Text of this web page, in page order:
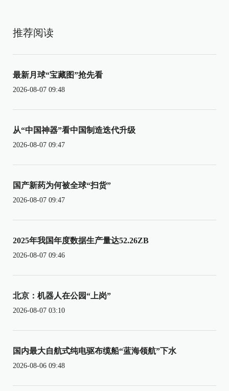
推荐阅读
最新月球“宝藏图”抢先看
2026-08-07 09:48
从“中国神器”看中国制造迭代升级
2026-08-07 09:47
国产新药为何被全球“扫货”
2026-08-07 09:47
2025年我国年度数据生产量达52.26ZB
2026-08-07 09:46
北京：机器人在公园“上岗”
2026-08-07 03:10
国内最大自航式纯电驱布缆船“蓝海领航”下水
2026-08-06 09:48